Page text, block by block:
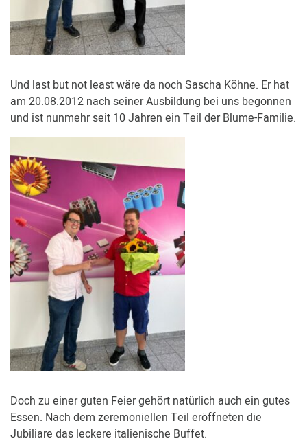
Und last but not least wäre da noch Sascha Köhne. Er hat
am 20.08.2012 nach seiner Ausbildung bei uns begonnen
und ist nunmehr seit 10 Jahren ein Teil der Blume-Familie.
Doch zu einer guten Feier gehört natürlich auch ein gutes
Essen. Nach dem zeremoniellen Teil eröffneten die
Jubiliare das leckere italienische Buffet.